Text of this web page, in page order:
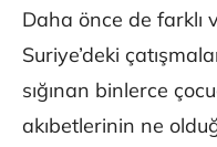
Daha önce de farklı
Suriye’deki
sığınan binlerce
akıbetlerinin ne